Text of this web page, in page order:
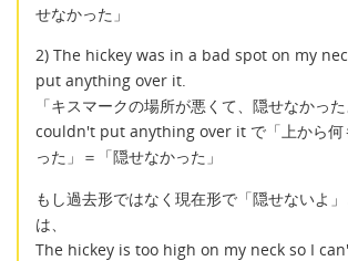
せなかった」
2) The hickey was in a bad spot on my
put anything over it.
「キスマークの場所が悪くて、隠せなかった
couldn't put anything over it で「上から何
った」＝「隠せなかった」
もし過去形ではなく現在形で「隠せないよ
は、
The hickey is too high on my neck so I